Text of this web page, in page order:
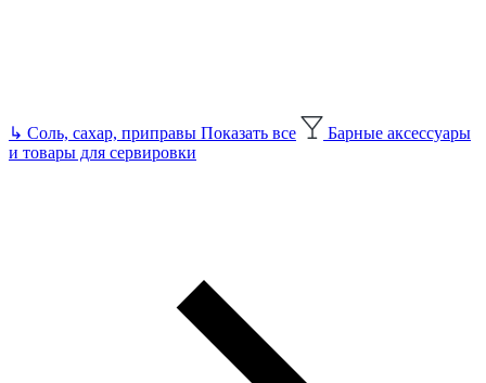
↳ Соль, сахар, приправы Показать все
Барные аксессуары
и товары для сервировки